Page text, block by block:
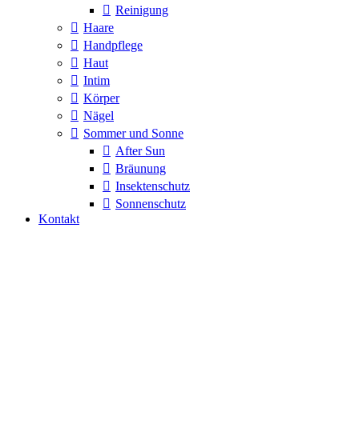
Reinigung
Haare
Handpflege
Haut
Intim
Körper
Nägel
Sommer und Sonne
After Sun
Bräunung
Insektenschutz
Sonnenschutz
Kontakt